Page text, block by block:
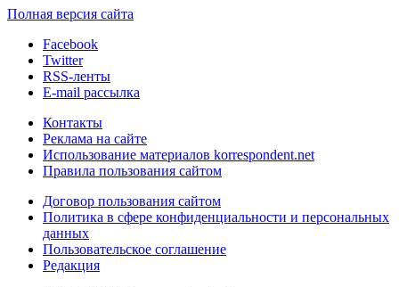
Полная версия сайта
Facebook
Twitter
RSS-ленты
E-mail рассылка
Контакты
Реклама на сайте
Использование материалов korrespondent.net
Правила пользования сайтом
Договор пользования сайтом
Политика в сфере конфиденциальности и персональных
данных
Пользовательское соглашение
Редакция